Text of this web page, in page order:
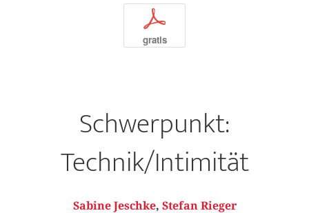
p
gratis
Schwerpunkt:
Technik/Intimität
Sabine Jeschke, Stefan Rieger